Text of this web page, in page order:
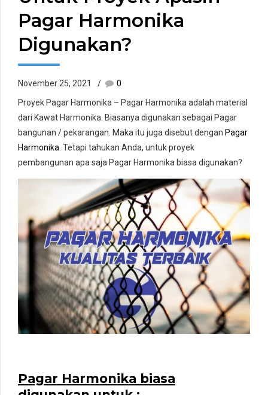
Pagar Harmonika
Digunakan?
November 25, 2021
0
Proyek Pagar Harmonika – Pagar Harmonika adalah material
dari Kawat Harmonika. Biasanya digunakan sebagai Pagar
bangunan / pekarangan. Maka itu juga disebut dengan Pagar
Harmonika . Tetapi tahukan Anda, untuk proyek
pembangunan apa saja Pagar Harmonika biasa digunakan?
Pagar Harmonika biasa